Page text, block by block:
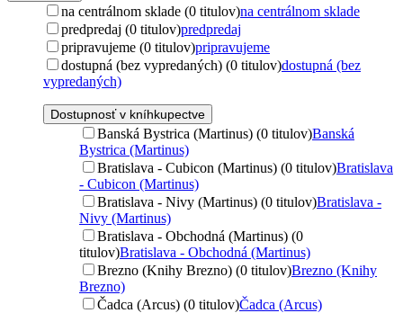
na centrálnom sklade (0 titulov)na centrálnom sklade
predpredaj (0 titulov)predpredaj
pripravujeme (0 titulov)pripravujeme
dostupná (bez vypredaných) (0 titulov)dostupná (bez
vypredaných)
Dostupnosť v kníhkupectve
Banská Bystrica (Martinus) (0 titulov)Banská
Bystrica (Martinus)
Bratislava - Cubicon (Martinus) (0 titulov)Bratislava
- Cubicon (Martinus)
Bratislava - Nivy (Martinus) (0 titulov)Bratislava -
Nivy (Martinus)
Bratislava - Obchodná (Martinus) (0
titulov)Bratislava - Obchodná (Martinus)
Brezno (Knihy Brezno) (0 titulov)Brezno (Knihy
Brezno)
Čadca (Arcus) (0 titulov)Čadca (Arcus)